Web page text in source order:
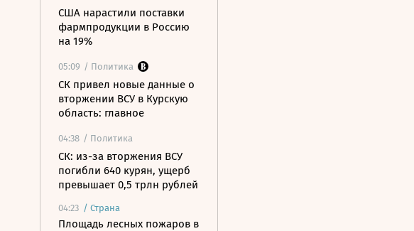
США нарастили поставки
фармпродукции в Россию
на 19%
05:09 / Политика
СК привел новые данные о
вторжении ВСУ в Курскую
область: главное
04:38 / Политика
СК: из-за вторжения ВСУ
погибли 640 курян, ущерб
превышает 0,5 трлн рублей
04:23 / Страна
Площадь лесных пожаров в